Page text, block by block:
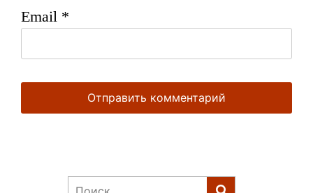
Email *
Найти: